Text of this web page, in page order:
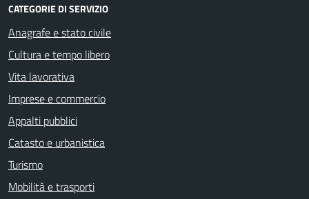
CATEGORIE DI SERVIZIO
Anagrafe e stato civile
Cultura e tempo libero
Vita lavorativa
Imprese e commercio
Appalti pubblici
Catasto e urbanistica
Turismo
Mobilità e trasporti